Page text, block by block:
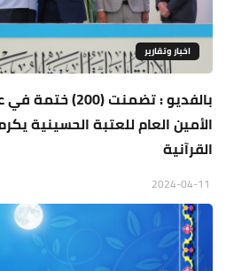
اخبار وتقارير
بالفديو : تضمنت
الأمين العام للعتبة الحسينية
القرآنية